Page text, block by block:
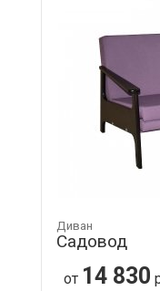
Диван
Садовод
от 14 830